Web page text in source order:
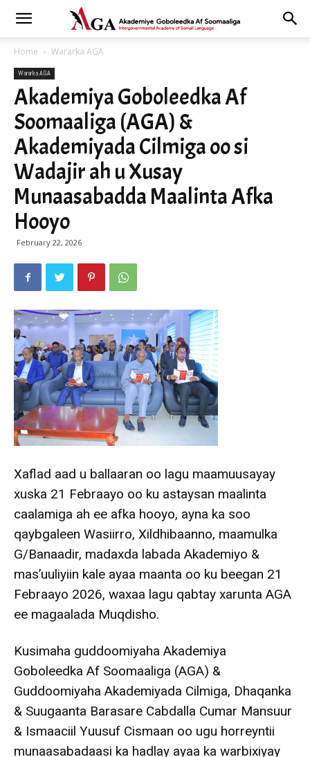
Home Wararka AGA
Wararka AGA
Akademiya Goboleedka Af
Soomaaliga (AGA) &
Akademiyada Cilmiga oo si
Wadajir ah u Xusay
Munaasabadda Maalinta Afka
Hooyo
February 22, 2026
Xaflad aad u ballaaran oo lagu maamuusayay
xuska 21 Febraayo oo ku astaysan maalinta
caalamiga ah ee afka hooyo, ayna ka soo
qaybgaleen Wasiirro, Xildhibaanno, maamulka
G/Banaadir, madaxda labada Akademiyo &
mas’uuliyiin kale ayaa maanta oo ku beegan 21
Febraayo 2026, waxaa lagu qabtay xarunta AGA
ee magaalada Muqdisho.
Kusimaha guddoomiyaha Akademiya
Goboleedka Af Soomaaliga (AGA) &
Guddoomiyaha Akademiyada Cilmiga, Dhaqanka
& Suugaanta Barasare Cabdalla Cumar Mansuur
& Ismaaciil Yuusuf Cismaan oo ugu horreyntii
munaasabadaasi ka hadlay ayaa ka warbixiyay